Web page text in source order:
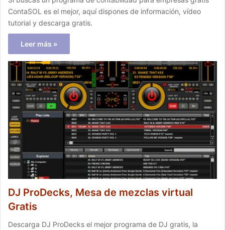
ContaSOL es el mejor, aquí dispones de información, vídeo
tutorial y descarga gratis.
Leer más »
DJ ProDecks, Mesa de mezclas virtual
Gratis
Descarga DJ ProDecks el mejor programa de DJ gratis, la